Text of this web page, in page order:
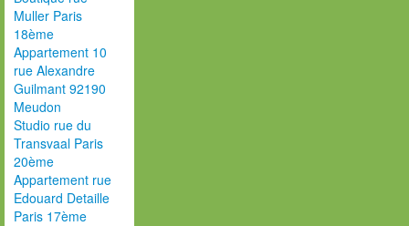
Muller Paris
18ème
Appartement 10
rue Alexandre
Guilmant 92190
Meudon
Studio rue du
Transvaal Paris
20ème
Appartement rue
Edouard Detaille
Paris 17ème